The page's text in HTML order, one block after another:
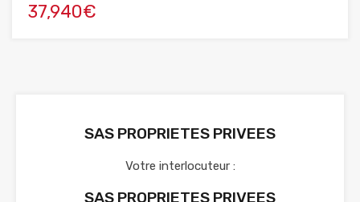
37,940€
SAS PROPRIETES PRIVEES
Votre interlocuteur :
SAS PROPRIETES PRIVEES